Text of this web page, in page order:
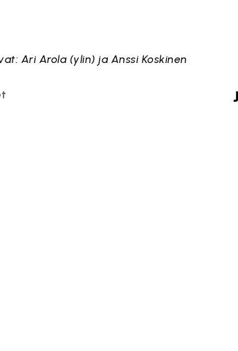
Ari Arola (ylin) ja Anssi Koskinen